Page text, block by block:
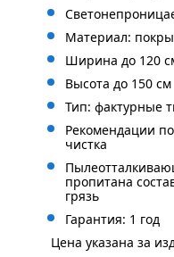
Материал:
Ширина до 120
Высота до 150 см
Тип: фактурные
Рекомендации
чистка
пропитана
грязь
Гарантия: 1 год
Цена указана за